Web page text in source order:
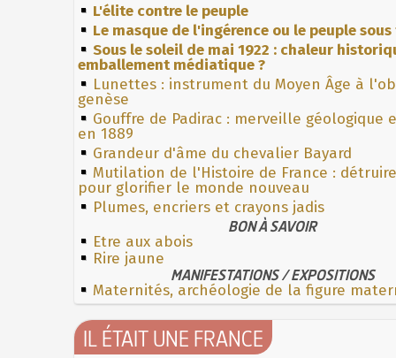
L'élite contre le peuple
Le masque de l'ingérence ou le peuple
Sous le soleil de mai 1922 : chaleur
emballement médiatique ?
Lunettes : instrument du Moyen Âge à
genèse
Gouffre de Padirac : merveille géologique
en 1889
Grandeur d'âme du chevalier Bayard
Mutilation de l'Histoire de France :
pour glorifier le monde nouveau
Plumes, encriers et crayons jadis
BON À SAVOIR
Etre aux abois
Rire jaune
MANIFESTATIONS / EXPOSITIONS
Maternités, archéologie de la figure
IL ÉTAIT UNE FRANCE